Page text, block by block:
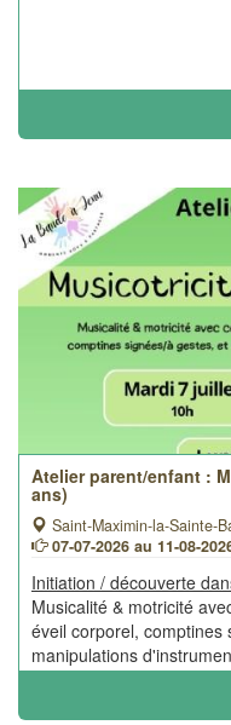
Atelier parent/enfant :
ans)
Saint-Maximin-la-Sainte-
07-07-2026 au 11-08-
Initiation / découverte
Musicalité & motricité
éveil corporel,
manipulations